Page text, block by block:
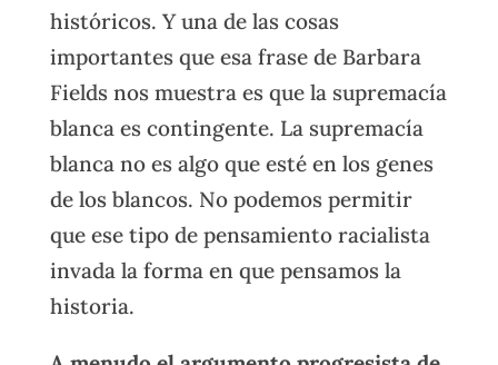
históricos. Y una de las cosas
importantes que esa frase de Barbara
Fields nos muestra es que la supremacía
blanca es contingente. La supremacía
blanca no es algo que esté en los genes
de los blancos. No podemos permitir
que ese tipo de pensamiento racialista
invada la forma en que pensamos la
historia.